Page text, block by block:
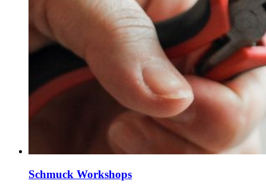
Schmuck Workshops